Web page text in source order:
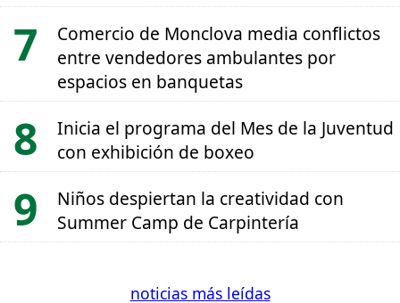
Comercio de Monclova media conflictos
entre vendedores ambulantes por
espacios en banquetas
Inicia el programa del Mes de la Juventud
con exhibición de boxeo
Niños despiertan la creatividad con
Summer Camp de Carpintería
noticias más leídas